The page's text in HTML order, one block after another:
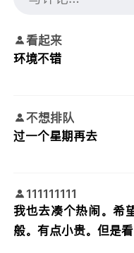
看起来
环境不错
不想排队
过一个星期再去
111111111
我也去凑个热闹。希
般。有点小贵。但是